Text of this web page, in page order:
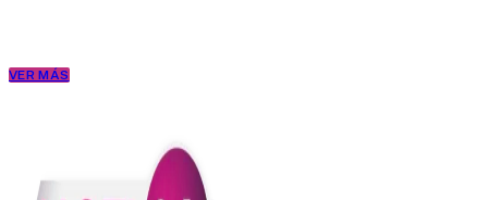
VER MÁS